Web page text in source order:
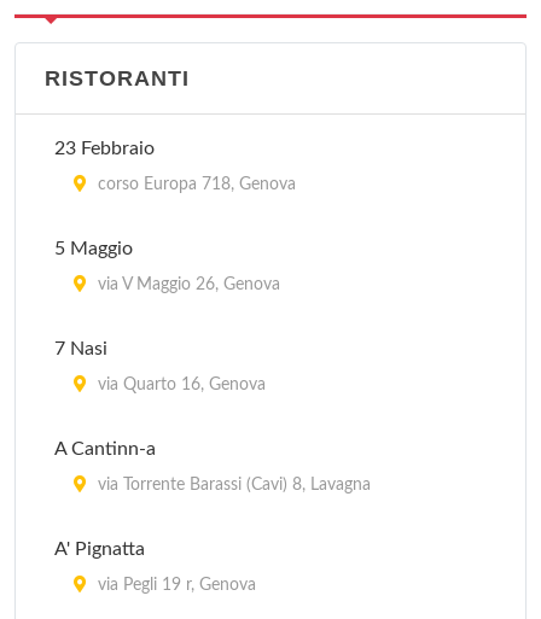
RISTORANTI
23 Febbraio
corso Europa 718, Genova
5 Maggio
via V Maggio 26, Genova
7 Nasi
via Quarto 16, Genova
A Cantinn-a
via Torrente Barassi (Cavi) 8, Lavagna
A' Pignatta
via Pegli 19 r, Genova